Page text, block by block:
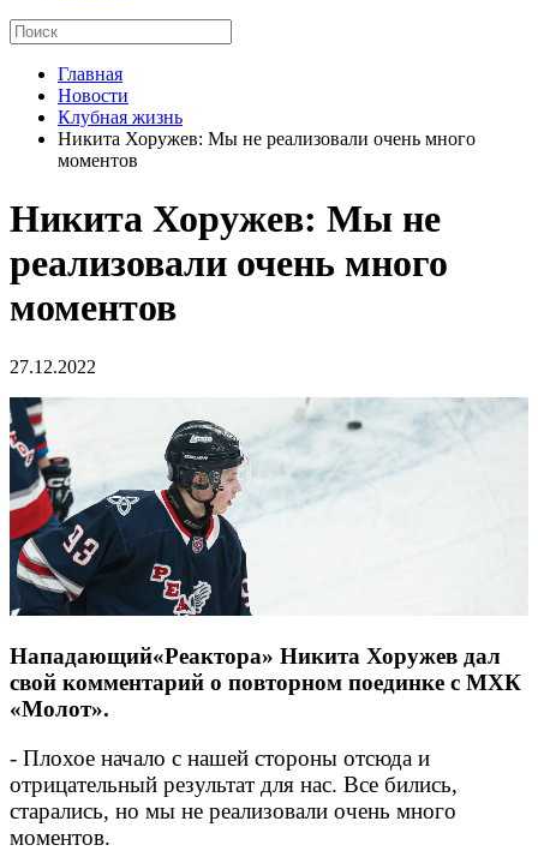
Главная
Новости
Клубная жизнь
Никита Хоружев: Мы не реализовали очень много
моментов
Никита Хоружев: Мы не
реализовали очень много
моментов
27.12.2022
Нападающий«Реактора» Никита Хоружев дал
свой комментарий о повторном поединке с МХК
«Молот».
- Плохое начало с нашей стороны отсюда и
отрицательный результат для нас. Все бились,
старались, но мы не реализовали очень много
моментов.